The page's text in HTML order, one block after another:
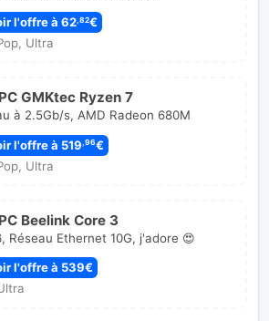
l'offre à 62,82€
Ultra
GMKtec Ryzen 7
à 2.5Gb/s, AMD Radeon 680M
l'offre à 519 ,96€
Ultra
Beelink Core 3
Réseau Ethernet 10G, j'adore 😍
l'offre à 539€